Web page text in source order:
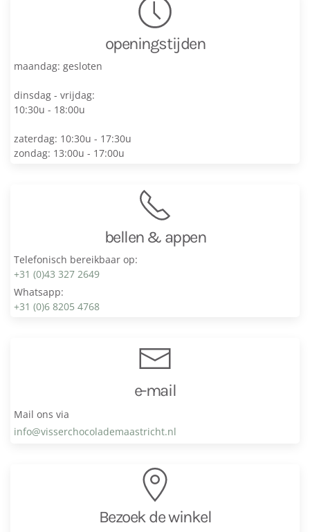
openingstijden
maandag: gesloten
dinsdag - vrijdag:
10:30u - 18:00u
zaterdag: 10:30u - 17:30u
zondag: 13:00u - 17:00u
bellen & appen
Telefonisch bereikbaar op:
+31 (0)43 327 2649
Whatsapp:
+31 (0)6 8205 4768
e-mail
Mail ons via
info@visser­chocolade­maastricht.nl
Bezoek de winkel